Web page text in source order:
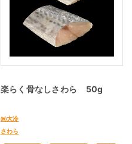
楽らく骨なしさわら 50g
㈱大冷
さわら